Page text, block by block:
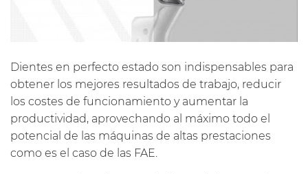
Dientes en perfecto estado son indispensables para
obtener los mejores resultados de trabajo, reducir
los costes de funcionamiento y aumentar la
productividad, aprovechando al máximo todo el
potencial de las máquinas de altas prestaciones
como es el caso de las FAE.